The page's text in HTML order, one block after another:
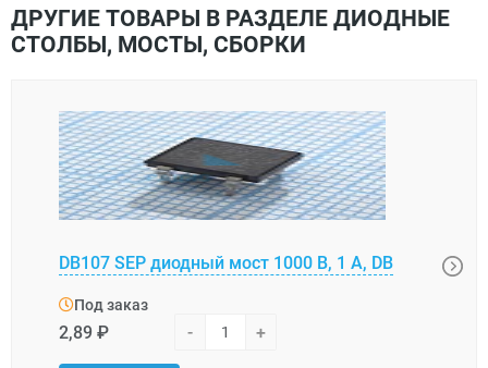
ДРУГИЕ ТОВАРЫ В РАЗДЕЛЕ ДИОДНЫЕ
СТОЛБЫ, МОСТЫ, СБОРКИ
DB107 SEP диодный мост 1000 В, 1 А, DB
Под заказ
2,89 ₽ - +